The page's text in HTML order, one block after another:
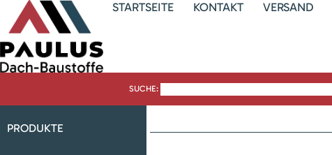
STARTSEITE KONTAKT VERSAND
SUCHE:
PRODUKTE